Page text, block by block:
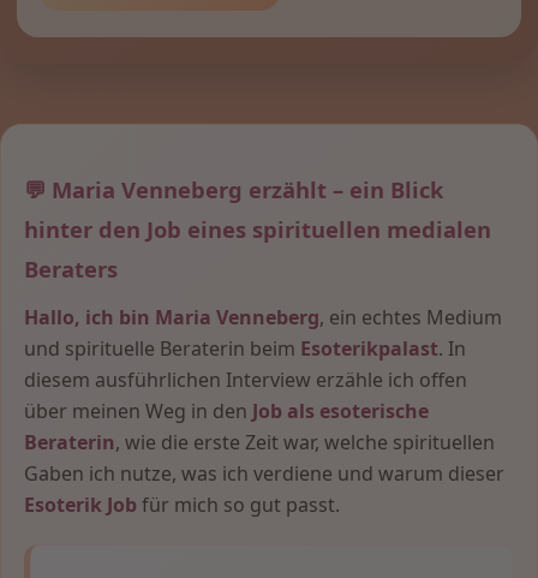
💬 Maria Venneberg erzählt – ein Blick
hinter den Job eines spirituellen medialen
Beraters
Hallo, ich bin Maria Venneberg, ein echtes Medium
und spirituelle Beraterin beim Esoterikpalast. In
diesem ausführlichen Interview erzähle ich offen
über meinen Weg in den Job als esoterische
Beraterin, wie die erste Zeit war, welche spirituellen
Gaben ich nutze, was ich verdiene und warum dieser
Esoterik Jobfür mich so gut passt.